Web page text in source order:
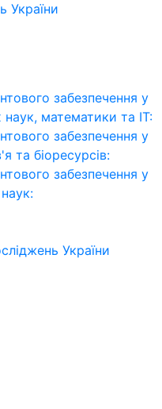
України
забезпечення у
наук, математики та ІТ:
забезпечення у
та біоресурсів:
забезпечення у
України